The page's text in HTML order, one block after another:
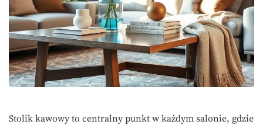
Stolik kawowy to centralny punkt w każdym salonie, gdzie